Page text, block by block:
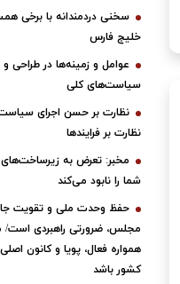
سخنی دردمندانه با برخی
خلیج فارس
عوامل و زمینه‌ها در طراحی و
سیاست‌های کلی
نظارت بر حسن اجرای
نظارت بر فرایندها
مخبر: تعرض به زیرساخت‌های
شما را نابود می‌کند
حفظ وحدت ملی و تقویت
مجلس، ضرورتی راهبردی است/
همواره فعال، پویا و کانون
کشور باشد